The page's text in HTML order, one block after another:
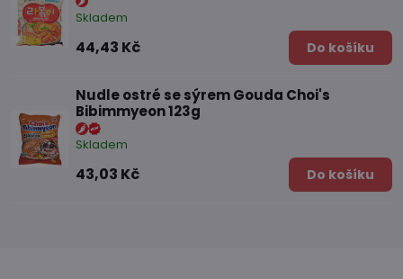
Skladem
44,43 Kč Do košíku
Nudle ostré se sýrem Gouda Choi's
Bibimmyeon 123g
Skladem
43,03 Kč Do košíku